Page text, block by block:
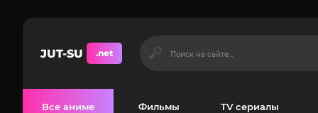
JUT-SU .net
Все аниме Фильмы TV сериалы